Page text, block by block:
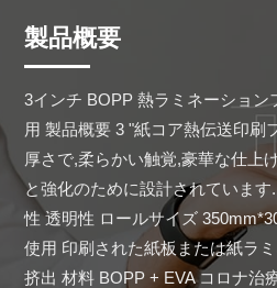
製品概要
3インチ BOPP 熱ラミネーション
用 製品概要 3 "紙コア熱伝送印刷
厚さで,柔らかい触覚,豪華な仕上
と強化のために設計されていま
性 透明性 ロールサイズ
使用 印刷された紙板または紙ラ
挤出 材料 BOPP + EVA コロナ治